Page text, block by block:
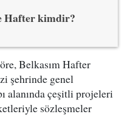
Hafter kimdir?
Belkasım Hafter
şehrinde genel
alanında çeşitli projeleri
sözleşmeler